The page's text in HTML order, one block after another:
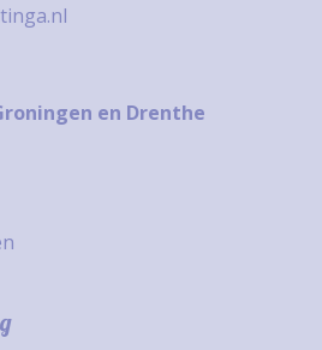
en Drenthe